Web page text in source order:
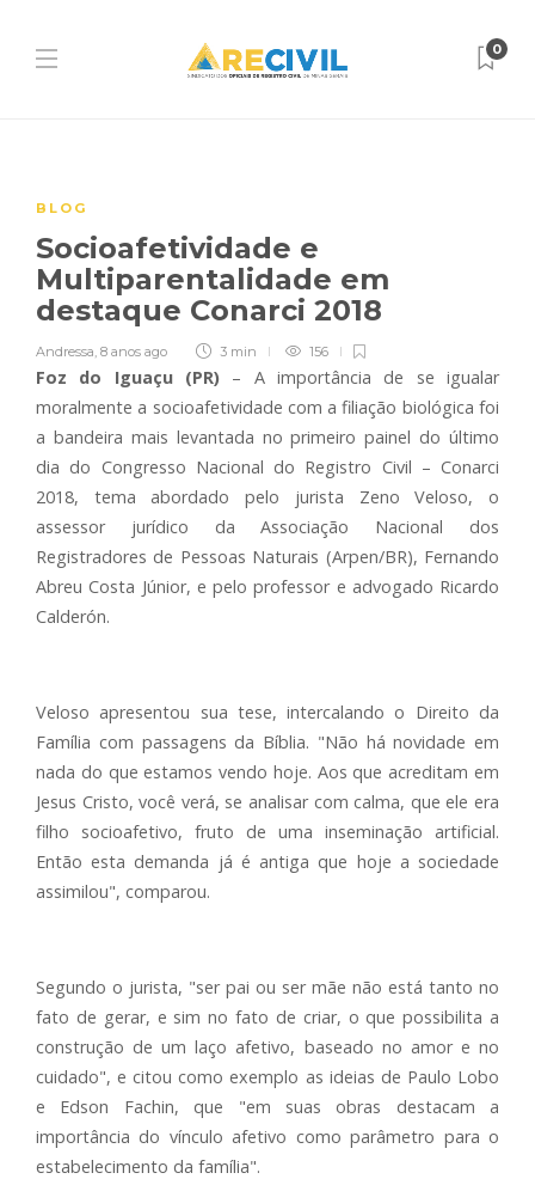
0
BLOG
Socioafetividade e
Multiparentalidade em
destaque Conarci 2018
Andressa, 8 anos ago 3 min 156
Foz do Iguaçu (PR) – A importância de se igualar
moralmente a socioafetividade com a filiação biológica foi
a bandeira mais levantada no primeiro painel do último
dia do Congresso Nacional do Registro Civil – Conarci
2018, tema abordado pelo jurista Zeno Veloso, o
assessor jurídico da Associação Nacional dos
Registradores de Pessoas Naturais (Arpen/BR), Fernando
Abreu Costa Júnior, e pelo professor e advogado Ricardo
Calderón.
Veloso apresentou sua tese, intercalando o Direito da
Família com passagens da Bíblia. "Não há novidade em
nada do que estamos vendo hoje. Aos que acreditam em
Jesus Cristo, você verá, se analisar com calma, que ele era
filho socioafetivo, fruto de uma inseminação artificial.
Então esta demanda já é antiga que hoje a sociedade
assimilou", comparou.
Segundo o jurista, "ser pai ou ser mãe não está tanto no
fato de gerar, e sim no fato de criar, o que possibilita a
construção de um laço afetivo, baseado no amor e no
cuidado", e citou como exemplo as ideias de Paulo Lobo
e Edson Fachin, que "em suas obras destacam a
importância do vínculo afetivo como parâmetro para o
estabelecimento da família".